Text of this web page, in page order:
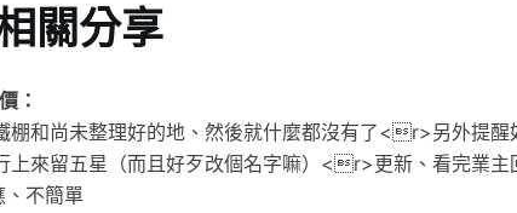
關分享
：
棚和尚未整理好的地、然後就什麼都沒有了<r>另外提醒
上來留五星（而且好歹改個名字嘛）<r>更新、看完業主
不簡單